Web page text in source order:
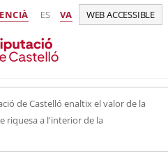
ES VA WEB ACCESSIBLE
de Castelló enaltix el valor de la
riquesa a l'interior de la